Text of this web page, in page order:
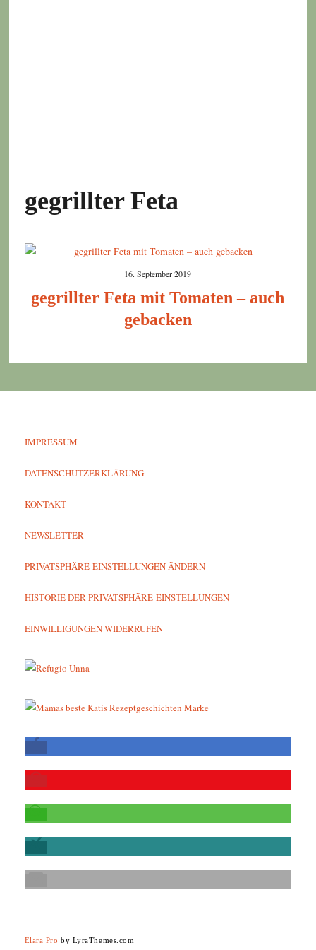
gegrillter Feta
16. September 2019
gegrillter Feta mit Tomaten – auch
gebacken
IMPRESSUM
DATENSCHUTZERKLÄRUNG
KONTAKT
NEWSLETTER
PRIVATSPHÄRE-EINSTELLUNGEN ÄNDERN
HISTORIE DER PRIVATSPHÄRE-EINSTELLUNGEN
EINWILLIGUNGEN WIDERRUFEN
Elara Pro by LyraThemes.com